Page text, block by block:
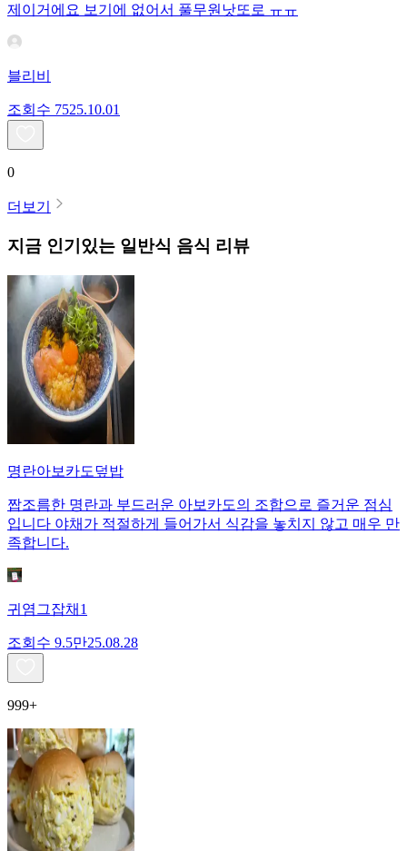
제이거에요 보기에 없어서 풀무원낫또로 ㅠㅠ
블리비
조회수 7525.10.01
0
더보기
지금 인기있는 일반식 음식 리뷰
명란아보카도덮밥
짭조름한 명란과 부드러운 아보카도의 조합으로 즐거운 점심
입니다 야채가 적절하게 들어가서 식감을 놓치지 않고 매우 만
족합니다.
귀염그잡채1
조회수 9.5만25.08.28
999+